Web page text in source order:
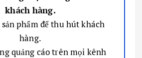
khách hàng.
sản phẩm để thu hút khách
hàng.
quảng cáo trên mọi kênh